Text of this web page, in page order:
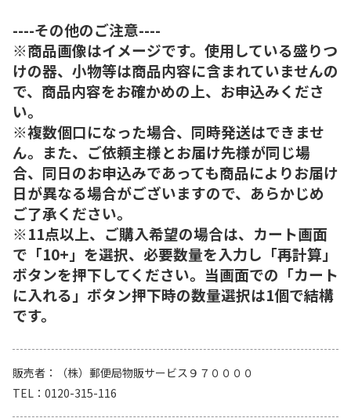
----その他のご注意----
※商品画像はイメージです。使用している盛りつ
けの器、小物等は商品内容に含まれていませんの
で、商品内容をお確かめの上、お申込みくださ
い。
※複数個口になった場合、同時発送はできませ
ん。また、ご依頼主様とお届け先様が同じ場
合、同日のお申込みであっても商品によりお届け
日が異なる場合がございますので、あらかじめ
ご了承ください。
※11点以上、ご購入希望の場合は、カート画面
で「10+」を選択、必要数量を入力し「再計算」
ボタンを押下してください。当画面での「カート
に入れる」ボタン押下時の数量選択は1個で結構
です。
販売者
（株）郵便局物販サービス９７００００
TEL
0120-315-116